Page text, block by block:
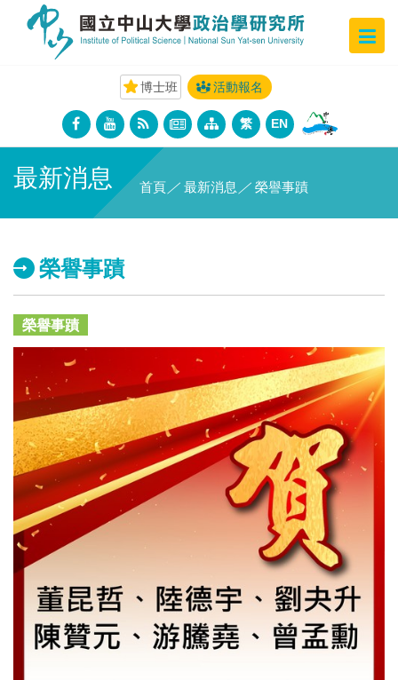
博士班 活動報名
繁 EN
最新消息 首頁 ／ 最新消息 ／ 榮譽事蹟
榮譽事蹟
榮譽事蹟